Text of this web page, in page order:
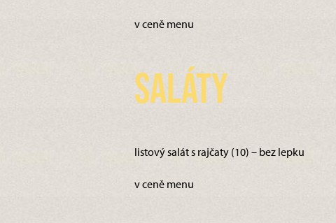
v ceně menu
Saláty
listový salát s rajčaty (10) – bez lepku
v ceně menu